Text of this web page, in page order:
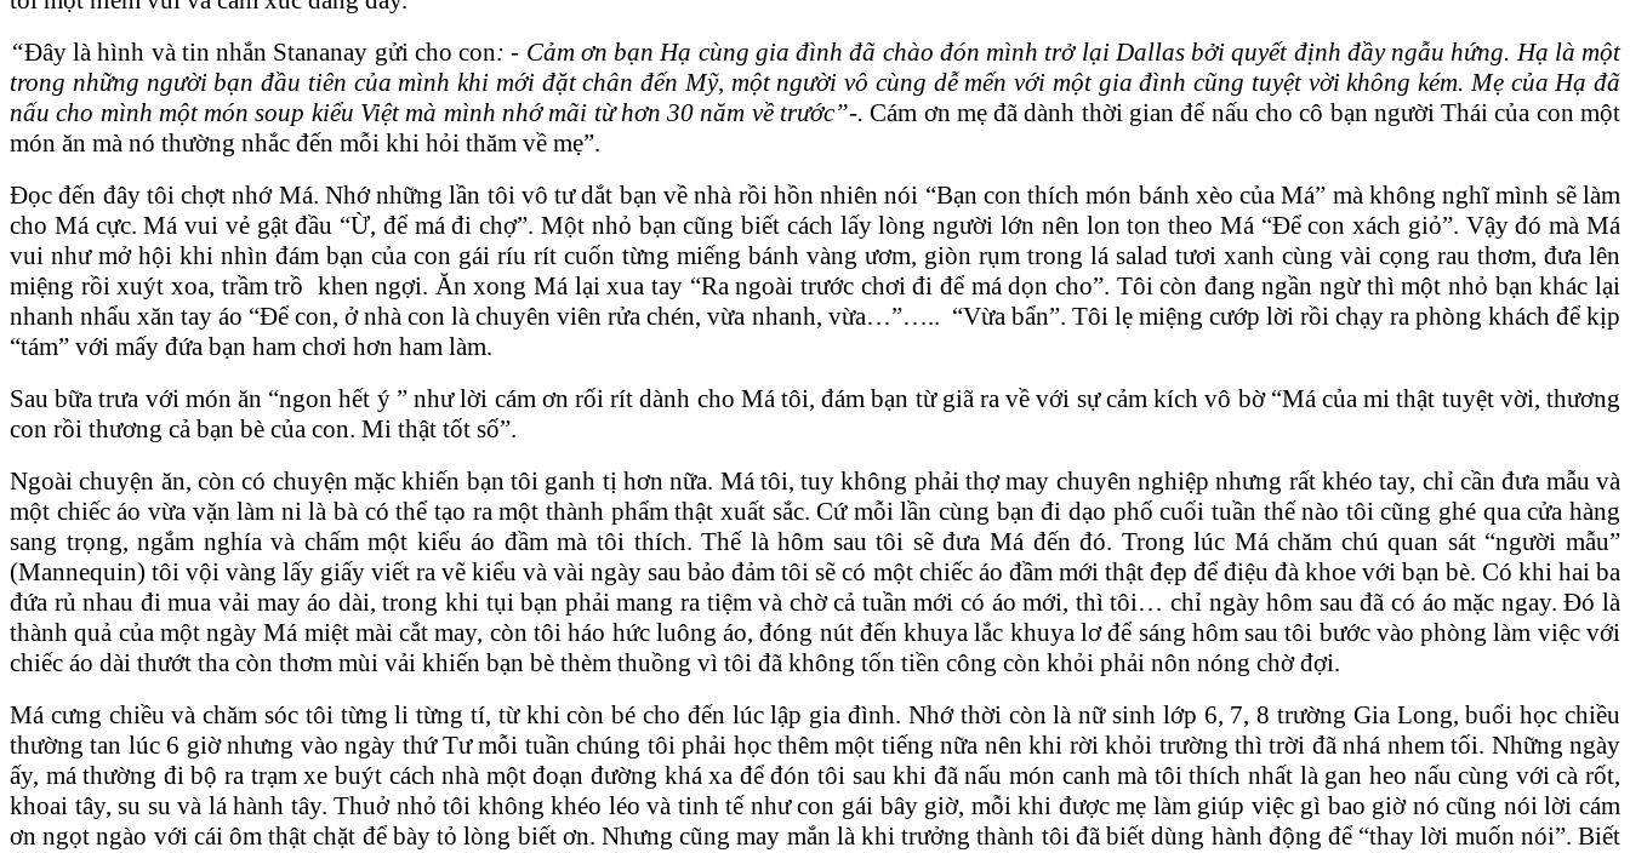
“Đây là hình và tin nhắn Stananay gửi cho con: - Cảm ơn bạn Hạ cùng gia đình đã chào đón mình trở lại Dallas bởi quyết định đầy ngẫu hứng. Hạ là một
trong những người bạn đầu tiên của mình khi mới đặt chân đến Mỹ, một người vô cùng dễ mến với một gia đình cũng tuyệt vời không kém. Mẹ của Hạ đã
nấu cho mình một món soup kiểu Việt mà mình nhớ mãi từ hơn 30 năm về trước”-.Cám ơn mẹ đã dành thời gian để nấu cho cô bạn người Thái của con một
món ăn mà nó thường nhắc đến mỗi khi hỏi thăm về mẹ”.
Đọc đến đây tôi chợt nhớ Má. Nhớ những lần tôi vô tư dắt bạn về nhà rồi hồn nhiên nói “Bạn con thích món bánh xèo của Má” mà không nghĩ mình sẽ làm
cho Má cực. Má vui vẻ gật đầu “Ừ, để má đi chợ”. Một nhỏ bạn cũng biết cách lấy lòng người lớn nên lon ton theo Má “Để con xách giỏ”. Vậy đó mà Má
vui như mở hội khi nhìn đám bạn của con gái ríu rít cuốn từng miếng bánh vàng ươm, giòn rụm trong lá salad tươi xanh cùng vài cọng rau thơm, đưa lên
miệng rồi xuýt xoa, trầm trồ khen ngợi. Ăn xong Má lại xua tay “Ra ngoài trước chơi đi để má dọn cho”. Tôi còn đang ngần ngừ thì một nhỏ bạn khác lại
nhanh nhẩu xăn tay áo “Để con, ở nhà con là chuyên viên rửa chén, vừa nhanh, vừa…”….. “Vừa bẩn”. Tôi lẹ miệng cướp lời rồi chạy ra phòng khách để kịp
“tám” với mấy đứa bạn ham chơi hơn ham làm.
Sau bữa trưa với món ăn “ngon hết ý ” như lời cám ơn rối rít dành cho Má tôi, đám bạn từ giã ra về với sự cảm kích vô bờ “Má của mi thật tuyệt vời, thương
con rồi thương cả bạn bè của con. Mi thật tốt số”.
Ngoài chuyện ăn, còn có chuyện mặc khiến bạn tôi ganh tị hơn nữa. Má tôi, tuy không phải thợ may chuyên nghiệp nhưng rất khéo tay, chỉ cần đưa mẫu và
một chiếc áo vừa vặn làm ni là bà có thể tạo ra một thành phẩm thật xuất sắc. Cứ mỗi lần cùng bạn đi dạo phố cuối tuần thế nào tôi cũng ghé qua cửa hàng
sang trọng, ngắm nghía và chấm một kiểu áo đầm mà tôi thích. Thế là hôm sau tôi sẽ đưa Má đến đó. Trong lúc Má chăm chú quan sát “người mẫu”
(Mannequin) tôi vội vàng lấy giấy viết ra vẽ kiểu và vài ngày sau bảo đảm tôi sẽ có một chiếc áo đầm mới thật đẹp để điệu đà khoe với bạn bè. Có khi hai ba
đứa rủ nhau đi mua vải may áo dài, trong khi tụi bạn phải mang ra tiệm và chờ cả tuần mới có áo mới, thì tôi… chỉ ngày hôm sau đã có áo mặc ngay. Đó là
thành quả của một ngày Má miệt mài cắt may, còn tôi háo hức luông áo, đóng nút đến khuya lắc khuya lơ để sáng hôm sau tôi bước vào phòng làm việc với
chiếc áo dài thướt tha còn thơm mùi vải khiến bạn bè thèm thuồng vì tôi đã không tốn tiền công còn khỏi phải nôn nóng chờ đợi.
Má cưng chiều và chăm sóc tôi từng li từng tí, từ khi còn bé cho đến lúc lập gia đình. Nhớ thời còn là nữ sinh lớp 6, 7, 8 trường Gia Long, buổi học chiều
thường tan lúc 6 giờ nhưng vào ngày thứ Tư mỗi tuần chúng tôi phải học thêm một tiếng nữa nên khi rời khỏi trường thì trời đã nhá nhem tối. Những ngày
ấy, má thường đi bộ ra trạm xe buýt cách nhà một đoạn đường khá xa để đón tôi sau khi đã nấu món canh mà tôi thích nhất là gan heo nấu cùng với cà rốt,
khoai tây, su su và lá hành tây. Thuở nhỏ tôi không khéo léo và tinh tế như con gái bây giờ, mỗi khi được mẹ làm giúp việc gì bao giờ nó cũng nói lời cám
ơn ngọt ngào với cái ôm thật chặt để bày tỏ lòng biết ơn. Nhưng cũng may mắn là khi trưởng thành tôi đã biết dùng hành động để “thay lời muốn nói”. Biết